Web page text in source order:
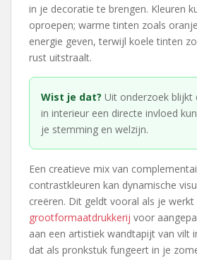
in je decoratie te brengen. Kleuren
oproepen; warme tinten zoals
energie geven, terwijl koele tinten
rust uitstraalt.
Wist je dat? Uit onderzoek blijkt
in interieur een directe invloed
je stemming en welzijn.
Een creatieve mix van
contrastkleuren kan dynamische
creëren. Dit geldt vooral als je
grootformaatdrukkerij voor
aan een artistiek wandtapijt van vilt
dat als pronkstuk fungeert in je